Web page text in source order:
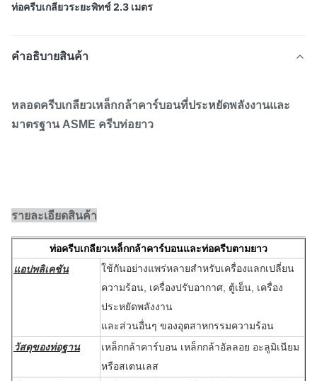
ท่อครีบเกลียวระยะพิทช์ 2.3 เมตร
คําอธิบายสินค้า
หลอดครีบเกลียวเหล็กกล้าคาร์บอนที่ประหยัดพลังงานและ
มาตรฐาน ASME ครีบท่อยาว
รายละเอียดสินค้า
ท่อครีบเกลียวเหล็กกล้าคาร์บอนและท่อครีบตามยาว
แอปพลิเคชัน
ใช้กันอย่างแพร่หลายสำหรับเครื่องแลกเปลี่ยน
ความร้อน, เครื่องปรับอากาศ, ตู้เย็น, เครื่อง
ประหยัดพลังงาน
และส่วนอื่นๆ ของอุตสาหกรรมความร้อน
วัสดุของท่อฐาน
เหล็กกล้าคาร์บอน เหล็กกล้าอัลลอย อะลูมิเนียม
หรือสเตนเลส